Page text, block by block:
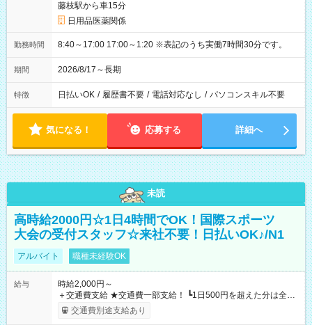
藤枝駅から車15分
日用品医薬関係
勤務時間 8:40～17:00 17:00～1:20 ※表記のうち実働7時間30分です。
期間 2026/8/17～長期
特徴 日払いOK / 履歴書不要 / 電話対応なし / パソコンスキル不要
気になる！ 応募する 詳細へ
未読
高時給2000円☆1日4時間でOK！国際スポーツ
大会の受付スタッフ☆来社不要！日払いOK♪/N1
アルバイト 職種未経験OK
給与
時給2,000円～
＋交通費支給 ★交通費一部支給！ ┗1日500円を超えた分は全額
支給！ ※往復500円以内の方は自己負担となります ★日払い
OK！（規定あり） ┗働いたその日に現金GET♪ お仕事後はコン
交通費別途支給あり